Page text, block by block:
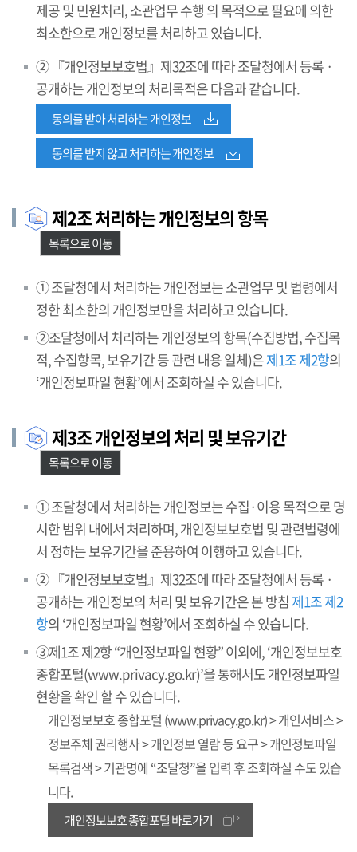
제공 및 민원처리, 소관업무 수행 의 목적으로 필요에 의한
최소한으로 개인정보를 처리하고 있습니다.
② 『개인정보보호법』제32조에 따라 조달청에서 등록 ·
공개하는 개인정보의 처리목적은 다음과 같습니다.
동의를 받아 처리하는 개인정보
동의를 받지 않고 처리하는 개인정보
제2조 처리하는 개인정보의 항목
목록으로 이동
① 조달청에서 처리하는 개인정보는 소관업무 및 법령에서
정한 최소한의 개인정보만을 처리하고 있습니다.
②조달청에서 처리하는 개인정보의 항목(수집방법, 수집목
적, 수집항목, 보유기간 등 관련 내용 일체)은제1조 제2항의
‘개인정보파일 현황’에서 조회하실 수 있습니다.
제3조 개인정보의 처리 및 보유기간
목록으로 이동
① 조달청에서 처리하는 개인정보는 수집·이용 목적으로 명
시한 범위 내에서 처리하며, 개인정보보호법 및 관련법령에
서 정하는 보유기간을 준용하여 이행하고 있습니다.
② 『개인정보보호법』제32조에 따라 조달청에서 등록 ·
공개하는 개인정보의 처리 및 보유기간은 본 방침 제1조 제2
항의 ‘개인정보파일 현황’에서 조회하실 수 있습니다.
③제1조 제2항 “개인정보파일 현황” 이외에, ‘개인정보보호
종합포털(www.privacy.go.kr)’을 통해서도 개인정보파일
현황을 확인 할 수 있습니다.
개인정보보호 종합포털 (www.privacy.go.kr) > 개인서비스 >
정보주체 권리행사 > 개인정보 열람 등 요구 > 개인정보파일
목록검색 > 기관명에 “조달청”을 입력 후 조회하실 수도 있습
니다.
개인정보보호 종합포털 바로가기